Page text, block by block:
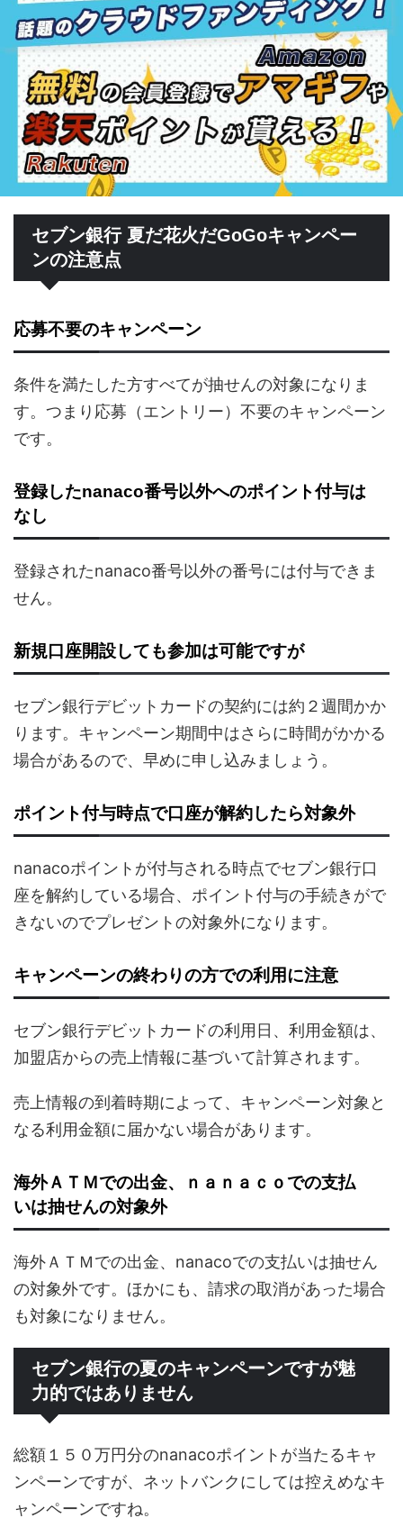
セブン銀行 夏だ花火だGoGoキャンペー
ンの注意点
応募不要のキャンペーン
条件を満たした方すべてが抽せんの対象になりま
す。つまり応募（エントリー）不要のキャンペーン
です。
登録したnanaco番号以外へのポイント付与は
なし
登録されたnanaco番号以外の番号には付与できま
せん。
新規口座開設しても参加は可能ですが
セブン銀行デビットカードの契約には約２週間かか
ります。キャンペーン期間中はさらに時間がかかる
場合があるので、早めに申し込みましょう。
ポイント付与時点で口座が解約したら対象外
nanacoポイントが付与される時点でセブン銀行口
座を解約している場合、ポイント付与の手続きがで
きないのでプレゼントの対象外になります。
キャンペーンの終わりの方での利用に注意
セブン銀行デビットカードの利用日、利用金額は、
加盟店からの売上情報に基づいて計算されます。
売上情報の到着時期によって、キャンペーン対象と
なる利用金額に届かない場合があります。
海外ＡＴＭでの出金、ｎａｎａｃｏでの支払
いは抽せんの対象外
海外ＡＴＭでの出金、nanacoでの支払いは抽せん
の対象外です。ほかにも、請求の取消があった場合
も対象になりません。
セブン銀行の夏のキャンペーンですが魅
力的ではありません
総額１５０万円分のnanacoポイントが当たるキャ
ンペーンですが、ネットバンクにしては控えめなキ
ャンペーンですね。